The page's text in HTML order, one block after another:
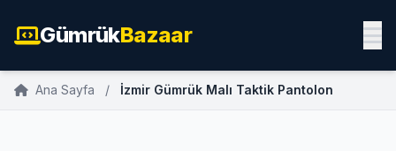
GümrükBazaar
Ana Sayfa / İzmir Gümrük Malı Taktik Pantolon